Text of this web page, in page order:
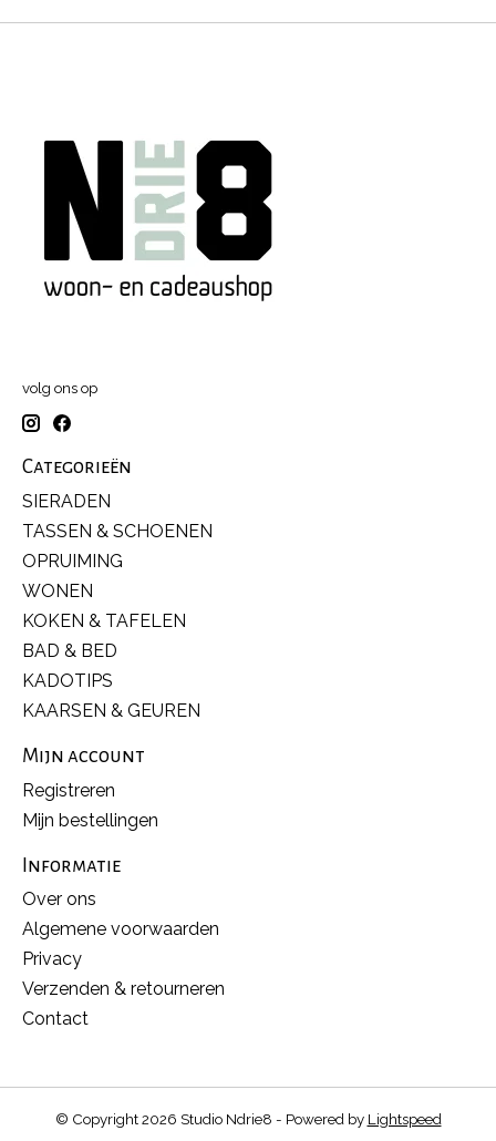
volg ons op
Categorieën
SIERADEN
TASSEN & SCHOENEN
OPRUIMING
WONEN
KOKEN & TAFELEN
BAD & BED
KADOTIPS
KAARSEN & GEUREN
Mijn account
Registreren
Mijn bestellingen
Informatie
Over ons
Algemene voorwaarden
Privacy
Verzenden & retourneren
Contact
© Copyright 2026 Studio Ndrie8 - Powered by Lightspeed